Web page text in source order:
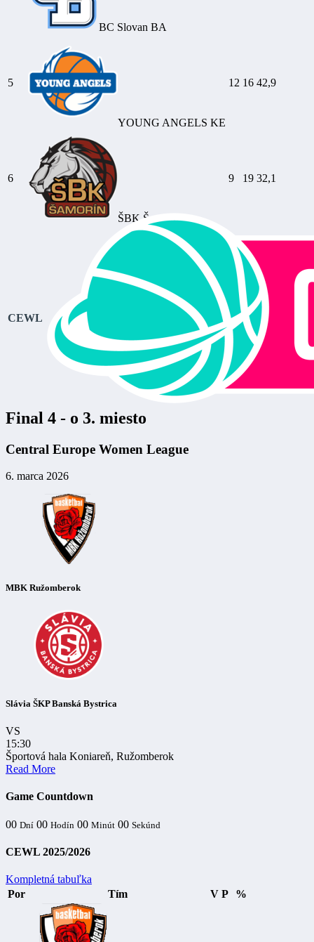
BC Slovan BA
5
YOUNG ANGELS KE
12 16 42,9
6
ŠBK Šamorín
9 19 32,1
CEWL
Final 4 - o 3. miesto
Central Europe Women League
6. marca 2026
MBK Ružomberok
Slávia ŠKP Banská Bystrica
VS
15:30
Športová hala Koniareň, Ružomberok
Read More
Game Countdown
00 Dní 00 Hodín 00 Minút 00 Sekúnd
CEWL 2025/2026
Kompletná tabuľka
Por
Tím V P %